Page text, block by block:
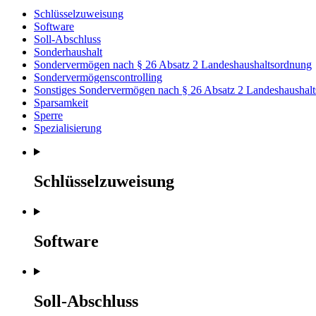
Schlüsselzuweisung
Software
Soll-Abschluss
Sonderhaushalt
Sondervermögen nach § 26 Absatz 2 Landeshaushaltsordnung
Sondervermögenscontrolling
Sonstiges Sondervermögen nach § 26 Absatz 2
Sparsamkeit
Sperre
Spezialisierung
Schlüsselzuweisung
Software
Soll-Abschluss